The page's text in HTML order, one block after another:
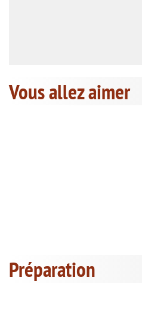
Vous allez aimer
Préparation